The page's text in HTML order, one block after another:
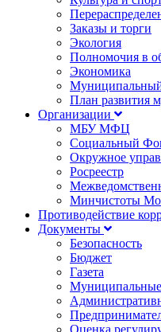
Заказы и торги
Экология
Полномочия в
Экономика
План развития
Организации
МБУ МФЦ
Социальный
Окружное
Росреестр
Минчистоты
Противодействие
Документы
Безопасность
Бюджет
Газета
Оценка